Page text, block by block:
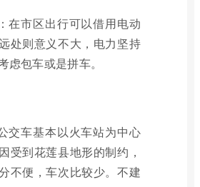
在市区出行可以借用电动
处则意义不大，电力坚持
虑包车或是拼车。
交车基本以火车站为中心
受到花莲县地形的制约，
不便，车次比较少。不建